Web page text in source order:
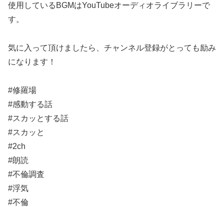
使用しているBGMはYouTubeオーディオライブラリーで
す。
気に入って頂けましたら、チャンネル登録がとっても励み
になります！
#修羅場
#感動する話
#スカッとする話
#スカッと
#2ch
#朗読
#不倫調査
#浮気
#不倫